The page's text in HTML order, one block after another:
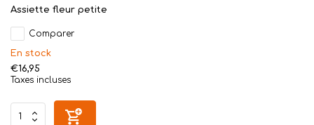
Assiette fleur petite
Comparer
En stock
€16,95
Taxes incluses